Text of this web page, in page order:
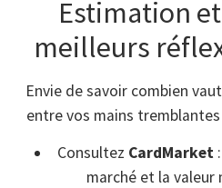
Estimation
meilleurs
Envie de savoir combien
entre vos mains
Consultez CardMarket
marché et la valeur